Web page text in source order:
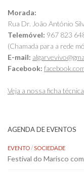
Morada:
Rua Dr. João António
Telemóvel: 967 823
(Chamada para a rede
E-mail:
Facebook:
Veja a nossa ficha técnica
AGENDA DE EVENTOS
EVENTO/SOCIEDADE
Festival do Marisco